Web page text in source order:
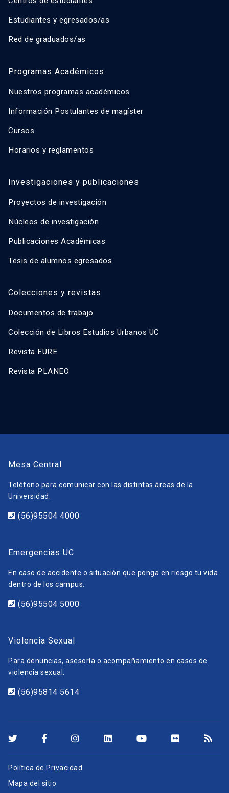
Estudiantes y egresados/as
Red de graduados/as
Programas Académicos
Nuestros programas académicos
Información Postulantes de magíster
Cursos
Horarios y reglamentos
Investigaciones y publicaciones
Proyectos de investigación
Núcleos de investigación
Publicaciones Académicas
Tesis de alumnos egresados
Colecciones y revistas
Documentos de trabajo
Colección de Libros Estudios Urbanos UC
Revista EURE
Revista PLANEO
Mesa Central
Teléfono para comunicar con las distintas áreas de la
Universidad.
(56)95504 4000
Emergencias UC
En caso de accidente o situación que ponga en riesgo tu vida
dentro de los campus.
(56)95504 5000
Violencia Sexual
Para denuncias, asesoría o acompañamiento en casos de
violencia sexual.
(56)95814 5614
Política de Privacidad
Mapa del sitio